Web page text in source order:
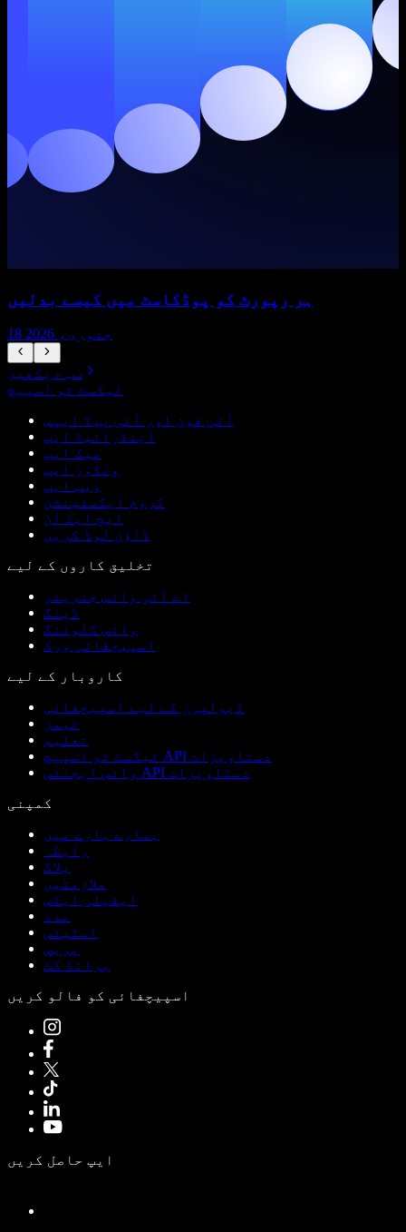
ہر رپورٹ کو پوڈکاسٹ میں کیسے بدلیں
18 جنوری، 2026
سب دیکھیں
ٹیکسٹ ٹو اسپیچ
آئی فون اور آئی پیڈ ایپس
اینڈرائیڈ ایپ
میک ایپ
ونڈوز ایپ
ویب ایپ
کروم ایکسٹینشن
ایج ایڈ آن
ڈاؤن لوڈ کریں
تخلیق کاروں کے لیے
اے آئی وائس جنریٹر
ڈبنگ
وائس کلوننگ
اسپیچفائی ورک
کاروبار کے لیے
ڈیولپرز کے لیے اسپیچفائی
ٹیمز
تعلیم
ٹیکسٹ ٹو اسپیچ API دستاویزات
وائس ایجنٹس API دستاویزات
کمپنی
ہمارے بارے میں
رابطہ
بلاگ
ملازمتیں
ایفیلی ایٹس
مدد
اسٹیٹس
پریس
برانڈ کٹ
اسپیچفائی کو فالو کریں
ایپ حاصل کریں